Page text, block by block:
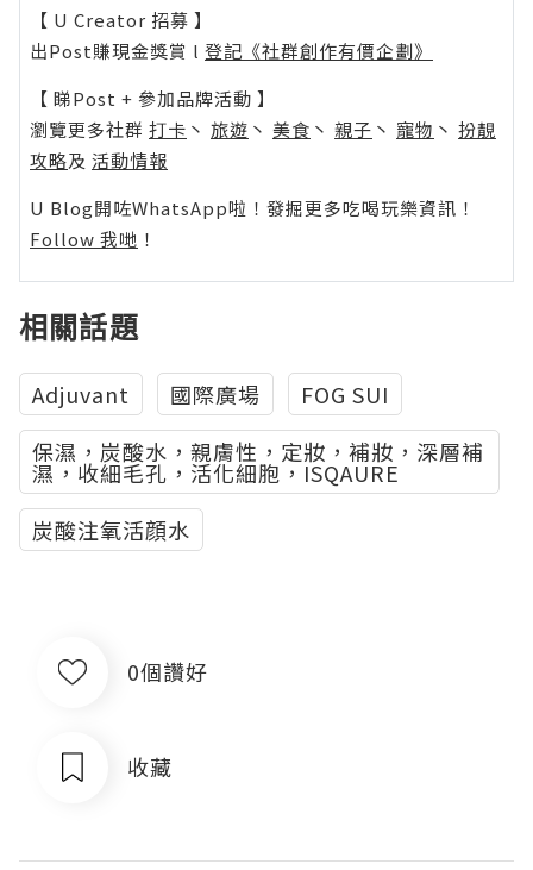
【 U Creator 招募 】
出Post賺現金獎賞 l 登記《社群創作有價企劃》
【 睇Post + 參加品牌活動 】
瀏覽更多社群 打卡 丶 旅遊 丶 美食 丶 親子 丶 寵物 丶 扮靚
攻略及 活動情報
U Blog開咗WhatsApp啦！發掘更多吃喝玩樂資訊！
Follow 我哋 ！
相關話題
Adjuvant 國際廣場
FOG SUI
保濕，炭酸水，親膚性，定妝，補妝，深層補
濕，收細毛孔，活化細胞，ISQAURE
炭酸注氧活顔水
0個讚好
收藏